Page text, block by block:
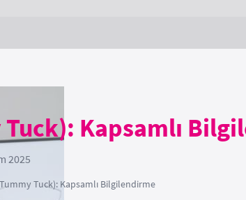
Tuck): Kapsamlı
2025
Tuck): Kapsamlı Bilgilendirme